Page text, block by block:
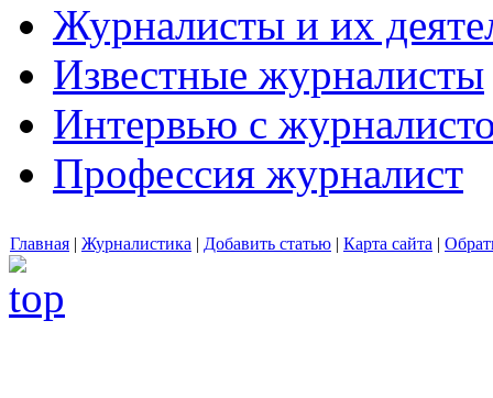
Журналисты и их
Известные журналисты
Интервью с
Профессия журналист
Главная | Журналистика | Добавить статью | Карта сайта |